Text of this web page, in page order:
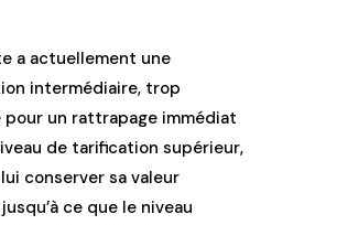
a actuellement une
intermédiaire, trop
pour un rattrapage immédiat
de tarification supérieur,
conserver sa valeur
ce que le niveau